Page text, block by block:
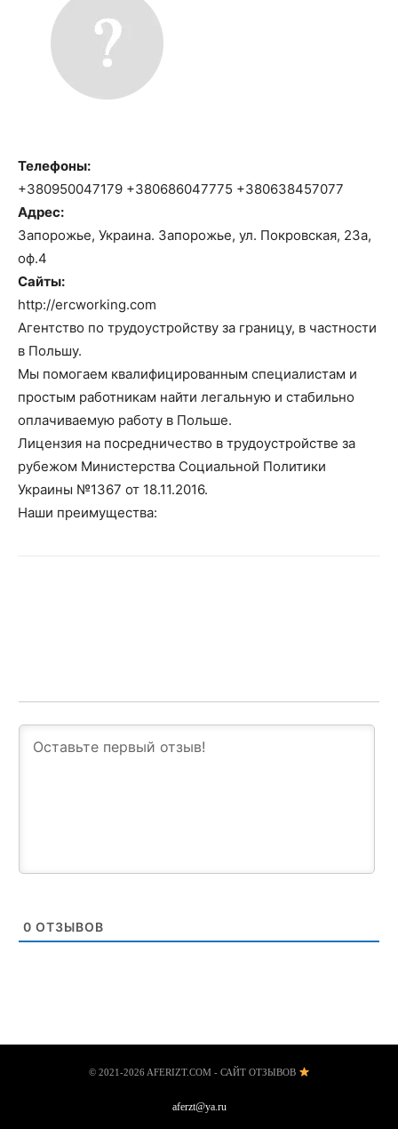
Телефоны:
+380950047179 +380686047775 +380638457077
Адрес:
Запорожье, Украина. Запорожье, ул. Покровская, 23а,
оф.4
Сайты:
http://ercworking.com
Агентство по трудоустройству за границу, в частности
в Польшу.
Мы помогаем квалифицированным специалистам и
простым работникам найти легальную и стабильно
оплачиваемую работу в Польше.
Лицензия на посредничество в трудоустройстве за
рубежом Министерства Социальной Политики
Украины №1367 от 18.11.2016.
Наши преимущества:
0 ОТЗЫВОВ
© 2021-2026 AFERIZT.COM - САЙТ ОТЗЫВОВ
aferzt@ya.ru